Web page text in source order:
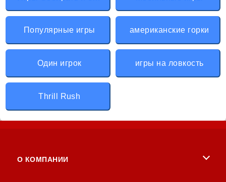
Популярные игры американские горки
Один игрок игры на ловкость
Thrill Rush
О КОМПАНИИ